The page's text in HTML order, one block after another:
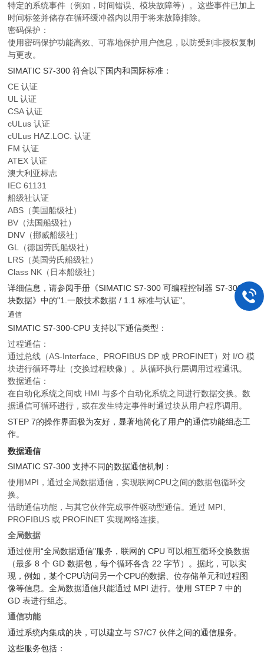
特定的系统事件（例如，时间错误、模块故障等）。这些事件已加上
时间标签并储存在循环缓冲器内以用于将来故障排除。
密码保护：
使用密码保护功能高效、可靠地保护用户信息，以防受到非授权复制
与更改。
SIMATIC S7-300 符合以下国内和国际标准：
CE 认证
UL 认证
CSA 认证
cULus 认证
cULus HAZ.LOC. 认证
FM 认证
ATEX 认证
澳大利亚标志
IEC 61131
船级社认证
ABS（美国船级社）
BV（法国船级社）
DNV（挪威船级社）
GL（德国劳氏船级社）
LRS（英国劳氏船级社）
Class NK（日本船级社）
详细信息，请参阅手册《SIMATIC S7-300 可编程控制器 S7-300 模
块数据》中的"1.一般技术数据 / 1.1 标准与认证"。
通信
SIMATIC S7-300-CPU 支持以下通信类型：
过程通信：
通过总线（AS-Interface、PROFIBUS DP 或 PROFINET）对 I/O 模
块进行循环寻址（交换过程映像）。从循环执行层调用过程通讯。
数据通信：
在自动化系统之间或 HMI 与多个自动化系统之间进行数据交换。数
据通信可循环进行，或在发生特定事件时通过块从用户程序调用。
STEP 7的操作界面极为友好，显著地简化了用户的通信功能组态工
作。
数据通信
SIMATIC S7-300 支持不同的数据通信机制：
使用MPI，通过全局数据通信，实现联网CPU之间的数据包循环交
换。
借助通信功能，与其它伙伴完成事件驱动型通信。通过 MPI、
PROFIBUS 或 PROFINET 实现网络连接。
全局数据
通过使用“全局数据通信"服务，联网的 CPU 可以相互循环交换数据
（最多 8 个 GD 数据包，每个循环各含 22 字节）。据此，可以实
现，例如，某个CPU访问另一个CPU的数据、位存储单元和过程图
像等信息。全局数据通信只能通过 MPI 进行。使用 STEP 7 中的
GD 表进行组态。
通信功能
通过系统内集成的块，可以建立与 S7/C7 伙伴之间的通信服务。
这些服务包括：